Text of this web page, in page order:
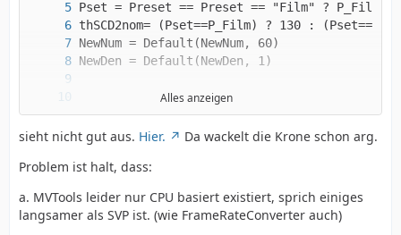
Alles anzeigen
sieht nicht gut aus. Hier.
Da wackelt die Krone schon arg.
Problem ist halt, dass:
a. MVTools leider nur CPU basiert existiert, sprich einiges
langsamer als SVP ist. (wie FrameRateConverter auch)